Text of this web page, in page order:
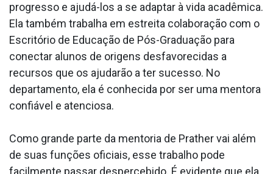
progresso e ajudá-los a se adaptar à vida acadêmica.
Ela também trabalha em estreita colaboração com o
Escritório de Educação de Pós-Graduação para
conectar alunos de origens desfavorecidas a
recursos que os ajudarão a ter sucesso. No
departamento, ela é conhecida por ser uma mentora
confiável e atenciosa.
Como grande parte da mentoria de Prather vai além
de suas funções oficiais, esse trabalho pode
facilmente passar despercebido. É evidente que ela